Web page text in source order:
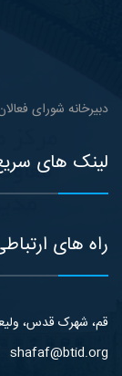
دبیرخانه شورای
لینک های
راه های
قم، شهرک قدس،
shafaf@btid.org